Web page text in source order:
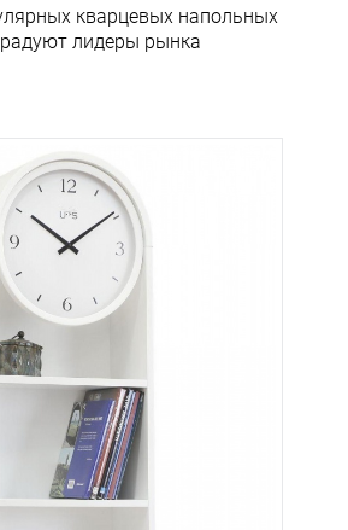
кварцевых напольных
лидеры рынка